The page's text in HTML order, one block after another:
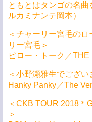
ともとはタンゴの名
ルカミナンテ岡本）
＜チャーリー宮毛の
リー宮毛＞
ピロー・トーク／
＜小野瀬雅生でござ
Hanky Panky／The
＜CKB TOUR 2018＊
＞